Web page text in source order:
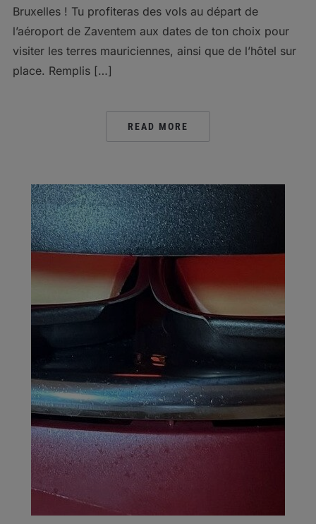
Bruxelles ! Tu profiteras des vols au départ de
l’aéroport de Zaventem aux dates de ton choix pour
visiter les terres mauriciennes, ainsi que de l’hôtel sur
place. Remplis […]
READ MORE